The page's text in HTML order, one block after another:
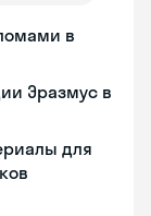
в
Эразмус в
для